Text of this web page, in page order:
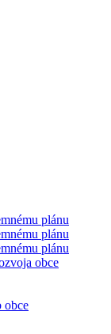
plánu
plánu
plánu
obce
obce